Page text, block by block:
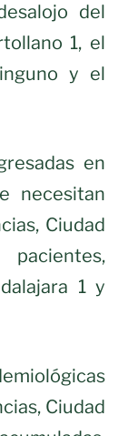
del
1, el
y el
en
necesitan
Ciudad
1 y
Ciudad